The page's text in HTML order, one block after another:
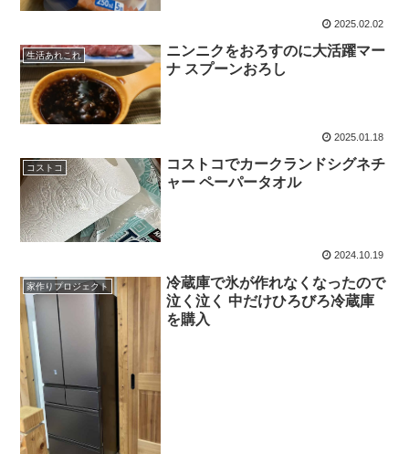
2025.02.02
生活あれこれ
ニンニクをおろすのに大活躍マー
ナ スプーンおろし
2025.01.18
コストコ
コストコでカークランドシグネチ
ャー ペーパータオル
2024.10.19
家作りプロジェクト
冷蔵庫で氷が作れなくなったので
泣く泣く 中だけひろびろ冷蔵庫
を購入